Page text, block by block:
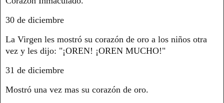
30 de diciembre
La Virgen les mostró su corazón de oro a los niños otra
vez y les dijo: "¡OREN! ¡OREN MUCHO!"
31 de diciembre
Mostró una vez mas su corazón de oro.